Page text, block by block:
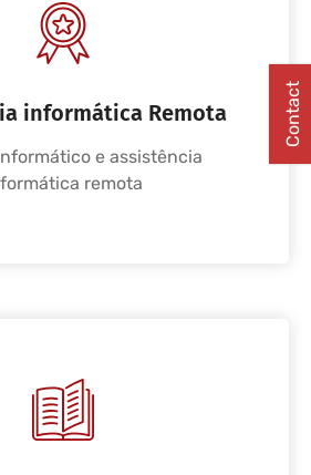
informática Remota
e assistência
remota
Contact